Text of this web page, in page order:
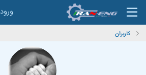
ورود
کاربران